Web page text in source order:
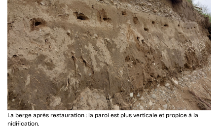
La berge après restauration : la paroi est plus verticale et propice à la
nidification.